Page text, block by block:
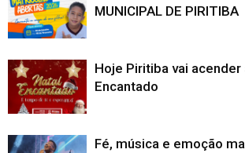
MUNICIPAL DE PIRITIBA
Hoje Piritiba vai acender
Encantado
Fé, música e emoção